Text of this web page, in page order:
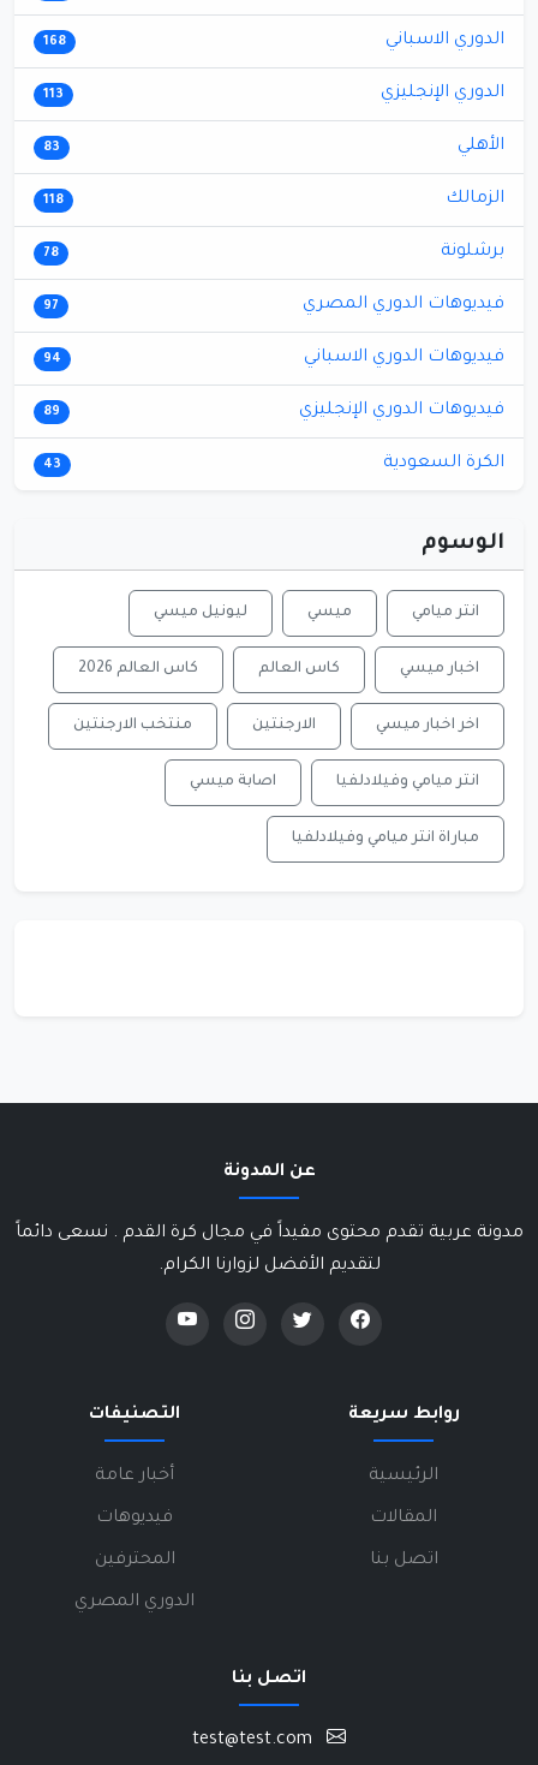
الدوري الاسباني 168
الدوري الإنجليزي 113
الأهلي 83
الزمالك 118
برشلونة 78
فيديوهات الدوري المصري 97
فيديوهات الدوري الاسباني 94
فيديوهات الدوري الإنجليزي 89
الكرة السعودية 43
الوسوم
انتر ميامي ميسي ليونيل ميسي
اخبار ميسي كاس العالم كاس العالم 2026
اخر اخبار ميسي الارجنتين منتخب الارجنتين
انتر ميامي وفيلادلفيا اصابة ميسي
مباراة انتر ميامي وفيلادلفيا
عن المدونة
مدونة عربية تقدم محتوى مفيداً في مجال كرة القدم . نسعى دائماً
لتقديم الأفضل لزوارنا الكرام.
روابط سريعة
الرئيسية
المقالات
اتصل بنا
التصنيفات
أخبار عامة
فيديوهات
المحترفين
الدوري المصري
اتصل بنا